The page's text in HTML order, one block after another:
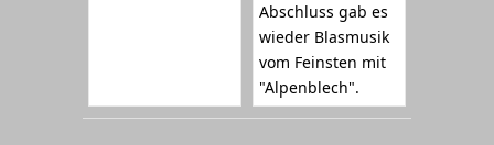
Abschluss gab es
wieder Blasmusik
vom Feinsten mit
"Alpenblech".